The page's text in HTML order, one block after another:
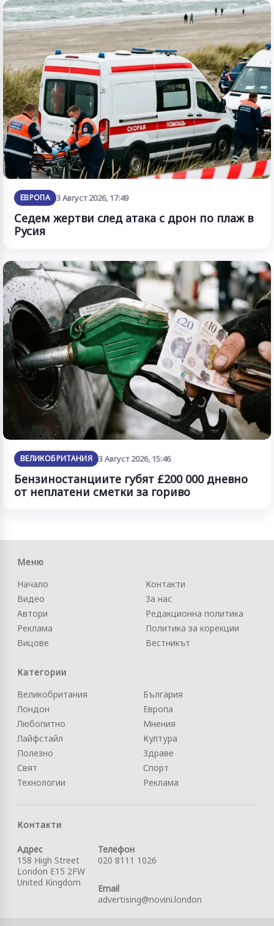
ЕВРОПА 3 Август 2026, 17:49
Седем жертви след атака с дрон по плаж в
Русия
ВЕЛИКОБРИТАНИЯ 3 Август 2026, 15:46
Бензиностанциите губят £200 000 дневно
от неплатени сметки за гориво
Меню
Начало
Видео
Автори
Реклама
Вицове
Контакти
За нас
Редакционна политика
Политика за корекции
Вестникът
Категории
Великобритания
Лондон
Любопитно
Лайфстайл
Полезно
Свят
Технологии
България
Европа
Мнения
Култура
Здраве
Спорт
Реклама
Контакти
Адрес
158 High Street
London E15 2FW
United Kingdom
Телефон
020 8111 1026
Email
advertising@novini.london